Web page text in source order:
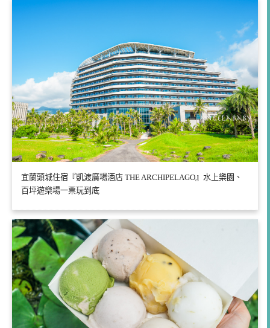
宜蘭頭城住宿『凱渡廣場酒店 THE ARCHIPELAGO』水上樂園、
百坪遊樂場一票玩到底